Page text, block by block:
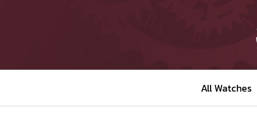
All Watches